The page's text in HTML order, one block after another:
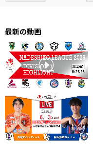
最新の動画